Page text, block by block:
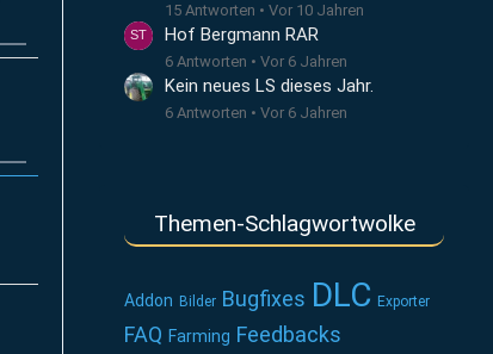
15 Antworten Vor 10 Jahren
Hof Bergmann RAR
6 Antworten Vor 6 Jahren
Kein neues LS dieses Jahr.
6 Antworten Vor 6 Jahren
Themen-Schlagwortwolke
Addon Bilder Bugfixes DLC Exporter
FAQ Farming Feedbacks